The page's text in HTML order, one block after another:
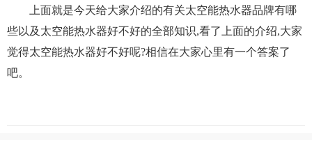
上面就是今天给大家介绍的有关太空能热水器品牌有哪
些以及太空能热水器好不好的全部知识,看了上面的介绍,大家
觉得太空能热水器好不好呢?相信在大家心里有一个答案了
吧。